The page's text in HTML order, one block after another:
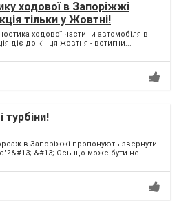
ходової в Запоріжжі
тільки у Жовтні!
ходової частини автомобіля в
діє до кінця жовтня - встигни...
турбіни!
в Запоріжжі пропонують звернути
&#13; Ось що може бути не